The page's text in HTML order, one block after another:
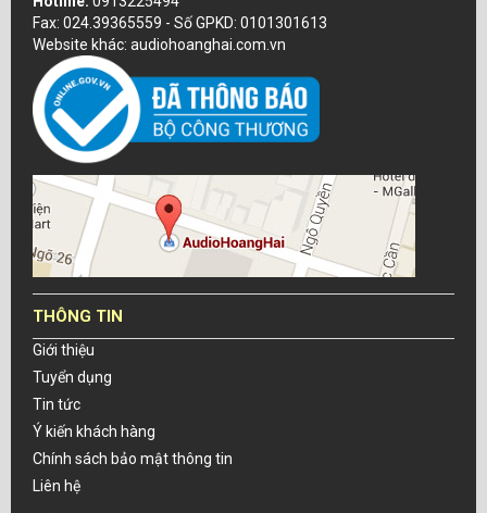
Fax: 024.39365559 - Số GPKD: 0101301613
Website khác: audiohoanghai.com.vn
THÔNG TIN
Giới thiệu
Tuyển dụng
Tin tức
Ý kiến khách hàng
Chính sách bảo mật thông tin
Liên hệ